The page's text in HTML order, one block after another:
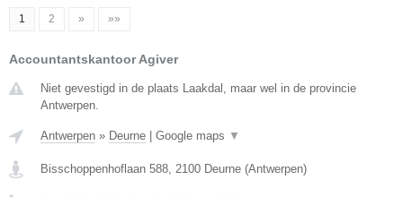
1 2 » »»
Accountantskantoor Agiver
Niet gevestigd in de plaats Laakdal, maar wel in de provincie
Antwerpen.
Antwerpen » Deurne Google maps ▼
Bisschoppenhoflaan 588, 2100 Deurne (Antwerpen)